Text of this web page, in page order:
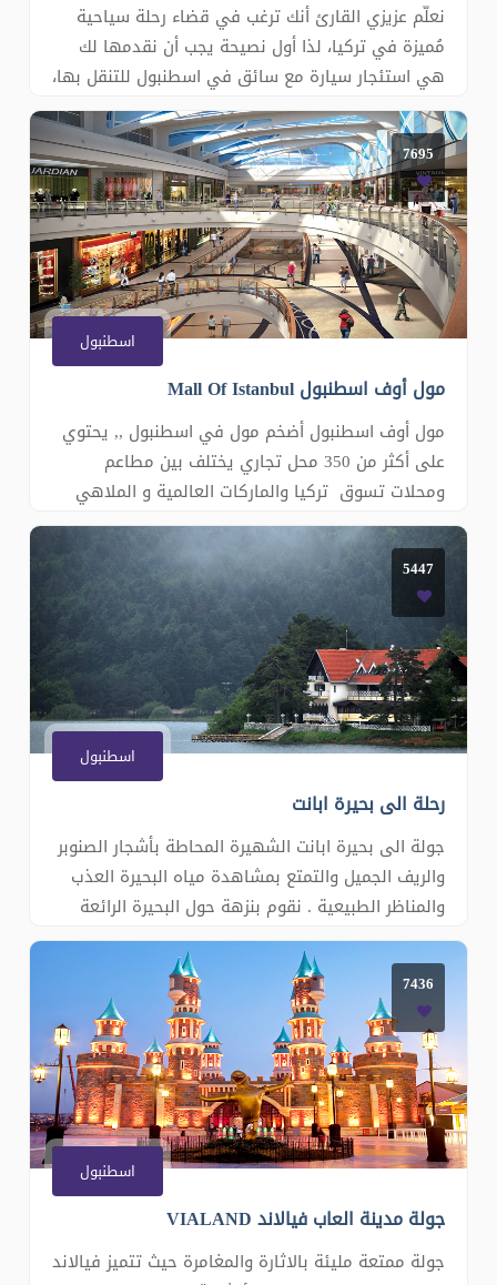
نعلّم عزيزي القارئ أنك ترغب في قضاء رحلة سياحية
مُميزة في تركيا، لذا أول نصيحة يجب أن نقدمها لك
هي استئجار سيارة مع سائق في اسطنبول للتنقل بها،
وقد وفرت لكم شركتنا الكثير من السيارات الفخمة
مختلفة الموديلات والأحجام، والتي يمكنك اختيار
المُناسب منها حسب احتياجاتك، فنحن نمتلك فريق عمل
من السائقين المُ
7695
اسطنبول
مول أوف اسطنبول Mall Of Istanbul
مول أوف اسطنبول أضخم مول في اسطنبول ,, يحتوي
على أكثر من 350 محل تجاري يختلف بين مطاعم
ومحلات تسوق تركيا والماركات العالمية و الملاهي
الرائعة للصغار والكبار. ونكمل الجولة الى فلوريا
اكوريوم اكبر بيئة بحرية لاسماك على مستوى الشرق
الاوسط وأوروبا بسيارة خاصة. طلب الجولة املاء
استمارة الحجز هنا
5447
اسطنبول
رحلة الى بحيرة ابانت
جولة الى بحيرة ابانت الشهيرة المحاطة بأشجار الصنوبر
والريف الجميل والتمتع بمشاهدة مياه البحيرة العذب
والمناظر الطبيعية . نقوم بنزهة حول البحيرة الرائعة
التي تعد وجهة سياحية معروفة . التمتع بحفل الشواء
اما البحيرة ركوب الدراجات الهوائية او التجول بحنتور
عند ضفاف البحيرة وزيارة مراكز التسو�
7436
اسطنبول
جولة مدينة العاب فيالاند VIALAND
جولة ممتعة مليئة بالاثارة والمغامرة حيث تتميز فيالاند